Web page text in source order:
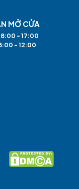
MỞ CỬA
- 17:00
- 12:00